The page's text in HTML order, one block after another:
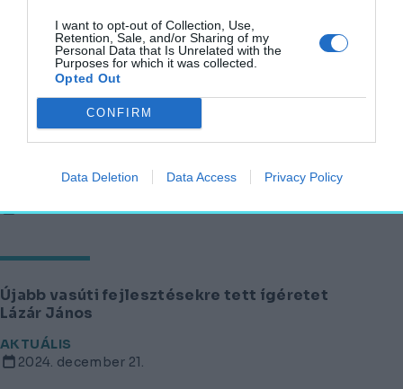
I want to opt-out of Collection, Use,
Retention, Sale, and/or Sharing of my
Personal Data that Is Unrelated with the
Purposes for which it was collected.
Opted Out
CONFIRM
Data Deletion Data Access Privacy Policy
AKTUÁLIS
2024. december 22.
Gyökeres átalakítás előtt áll az athéni
2024. december 22.
Újabb vasúti fejlesztésekre tett ígéretet
Lázár János
AKTUÁLIS
2024. december 21.